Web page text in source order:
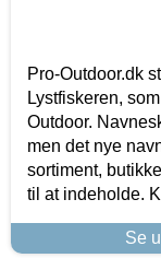
Pro-Outdoor.dk
Lystfiskeren,
Outdoor.
men det nye
sortiment,
til at indeholde.
Se